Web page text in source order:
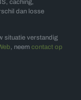
caching,
dan losse
situatie verstandig
, neem contact op